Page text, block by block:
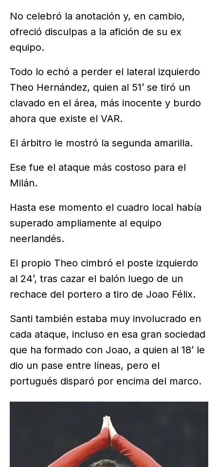
No celebró la anotación y, en cambio,
ofreció disculpas a la afición de su ex
equipo.
Todo lo echó a perder el lateral izquierdo
Theo Hernández, quien al 51’ se tiró un
clavado en el área, más inocente y burdo
ahora que existe el VAR.
El árbitro le mostró la segunda amarilla.
Ese fue el ataque más costoso para el
Milán.
Hasta ese momento el cuadro local había
superado ampliamente al equipo
neerlandés.
El propio Theo cimbró el poste izquierdo
al 24’, tras cazar el balón luego de un
rechace del portero a tiro de Joao Félix.
Santi también estaba muy involucrado en
cada ataque, incluso en esa gran sociedad
que ha formado con Joao, a quien al 18’ le
dio un pase entre líneas, pero el
portugués disparó por encima del marco.